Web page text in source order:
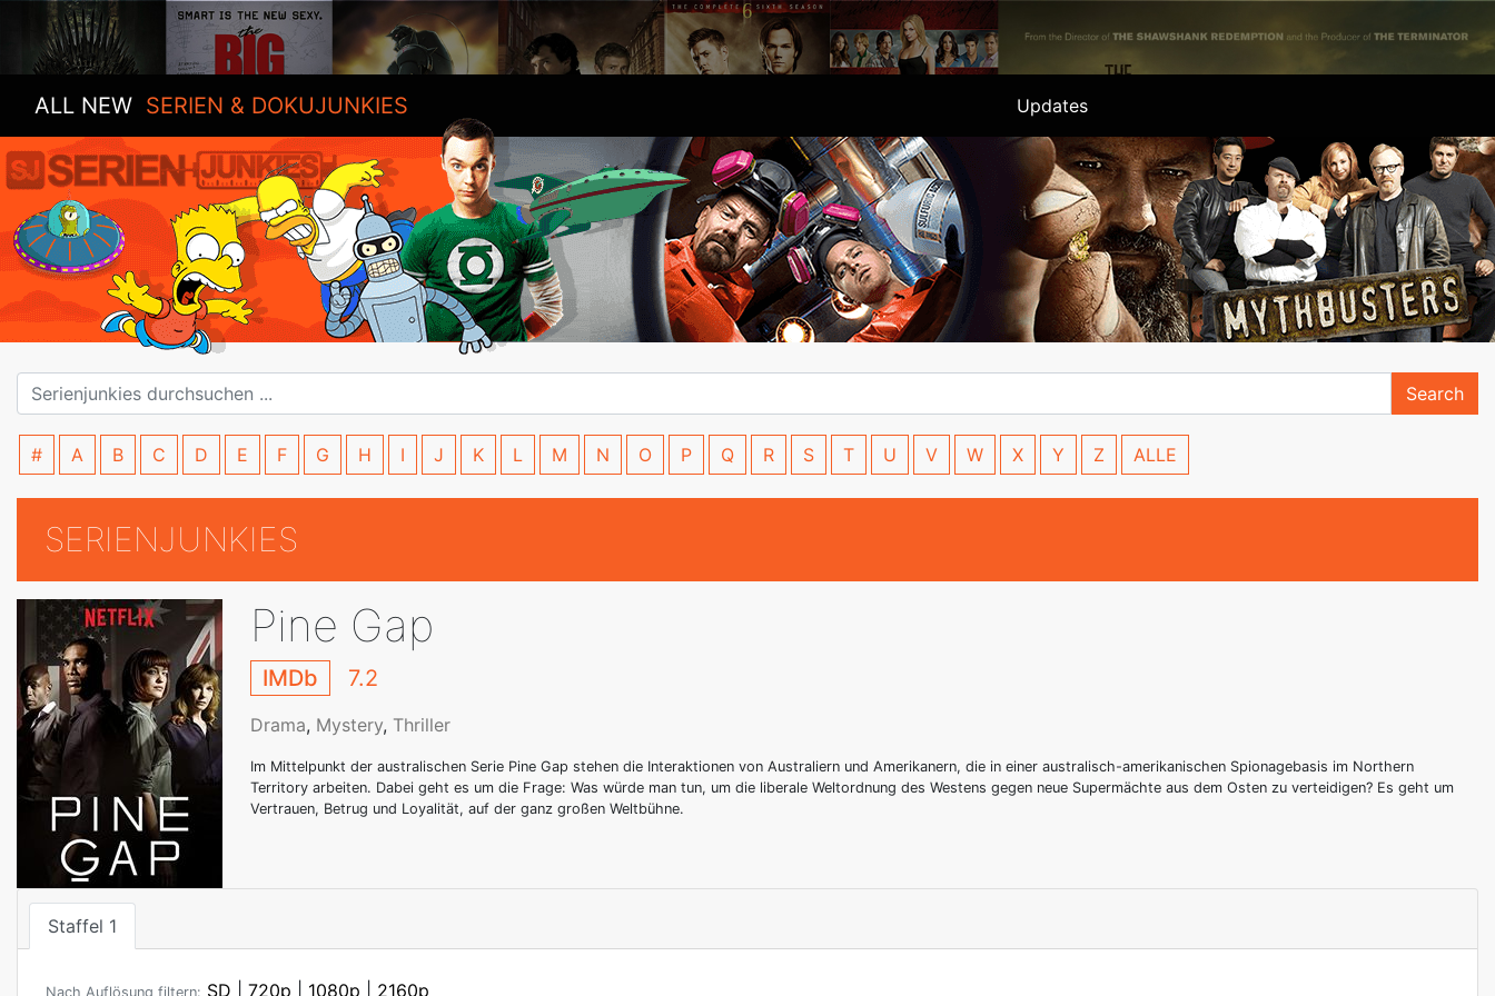
ALL NEW SERIEN & DOKUJUNKIES Updates
Search
# A B C D E F G H I J K L M N O P Q R S T U V W X Y Z ALLE
SERIENJUNKIES
Pine Gap
IMDb 7.2
Drama, Mystery, Thriller
Im Mittelpunkt der australischen Serie Pine Gap stehen die Interaktionen von Australiern und Amerikanern, die in einer australisch-amerikanischen Spionagebasis im Northern
Territory arbeiten. Dabei geht es um die Frage: Was würde man tun, um die liberale Weltordnung des Westens gegen neue Supermächte aus dem Osten zu verteidigen? Es geht um
Vertrauen, Betrug und Loyalität, auf der ganz großen Weltbühne.
Staffel 1
Nach Auflösung filtern: SD 720p 1080p 2160p